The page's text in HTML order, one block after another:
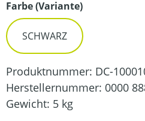
Farbe (Variante)auswählen
SCHWARZ
Produktnummer: DC-
Herstellernummer: 0000
Gewicht: 5 kg